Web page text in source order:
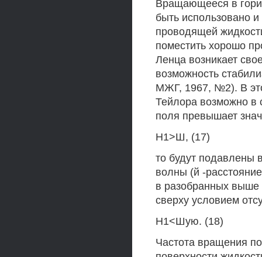
Вращающееся в
быть использовано
проводящей
поместить хорошо
Ленца возникает
возможность
МЖГ, 1967, №2). В
Тейлора возможно в
поля превышает
Н1>Ш, (17)
то будут подавлены
волны (й -
в разобранных выше
сверху условием
Н1<Шую. (18)
Частота вращения